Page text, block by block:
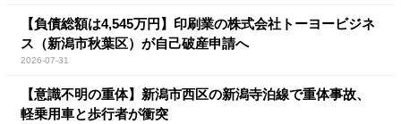
【負債総額は4,545万円】印刷業の株式会社トーヨービジネ
ス（新潟市秋葉区）が自己破産申請へ
2026-07-31
【意識不明の重体】新潟市西区の新潟寺泊線で重体事故、
軽乗用車と歩行者が衝突